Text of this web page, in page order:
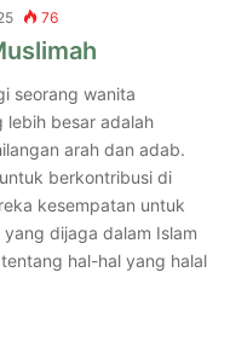
76
seorang wanita
lebih besar adalah
arah dan adab.
berkontribusi di
kesempatan untuk
dijaga dalam Islam
hal-hal yang halal